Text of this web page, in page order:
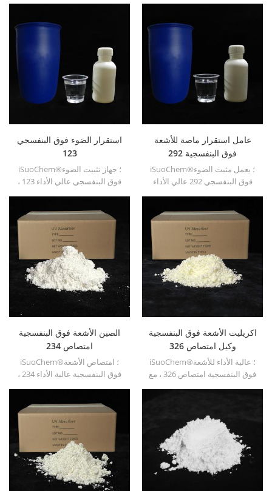
، ومقاومة درجات الحرارة العالية
المواد المضادة للاكسدة
واسع في مادة البولي بروبيلين
والبولي ايثلين وتقاسم المنافع
وألياف البولي وراتنج البوليستر
وغيرها من المواد البلاستيكية
استقرار الضوء فوق البنفسجي
123
iSuoChem®؛ جهاز تثبيت الضوء
فوق البنفسجي عالي الأداء 123 ،
المعوق يتمتع بقلوية أقل ومقاومة
عامل استقرار ماصة للأشعة
فوق البنفسجية 292
iSuoChem®؛ يعمل مثبت الضوء
فوق البنفسجي 292 عالي الأداء
الشمس ، خاصة في دهانات
السيارات ، ويعمل بشكل جيد مع
ممتصات الأشعة فوق البنفسجية
الصين الأشعة فوق البنفسجية
امتصاص 234
iSuoChem®؛ امتصاص الأشعة
فوق البنفسجية عالية الأداء 234 ،
جيدة.
اكريليت الأشعة فوق البنفسجية
وكيل امتصاص 326
iSuoChem®؛ عالية الأداء للأشعة
فوق البنفسجية امتصاص 326 ، مع